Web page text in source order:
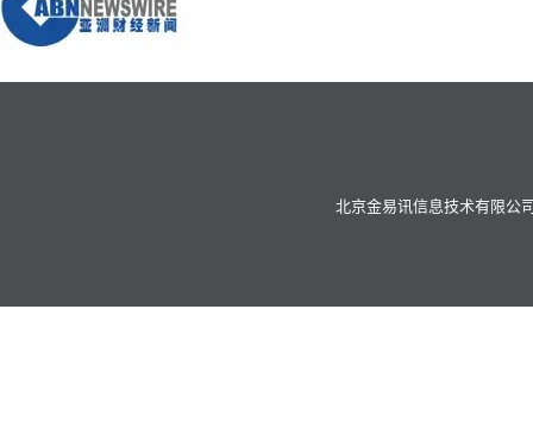
北京金易讯信息技术有限公